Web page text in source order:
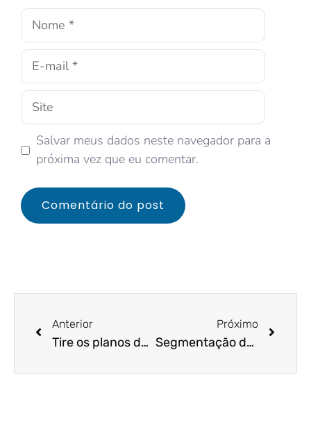
Salvar meus dados neste navegador para a
próxima vez que eu comentar.
Anterior
Tire os planos do papel e conte com um escritório de contabilidade para isso! Alguma hora é preciso agir…
Próximo
Segmentação de Mercado: ROI e Fortalecimento da Marca!